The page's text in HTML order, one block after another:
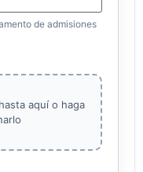
de admisiones
aquí o haga